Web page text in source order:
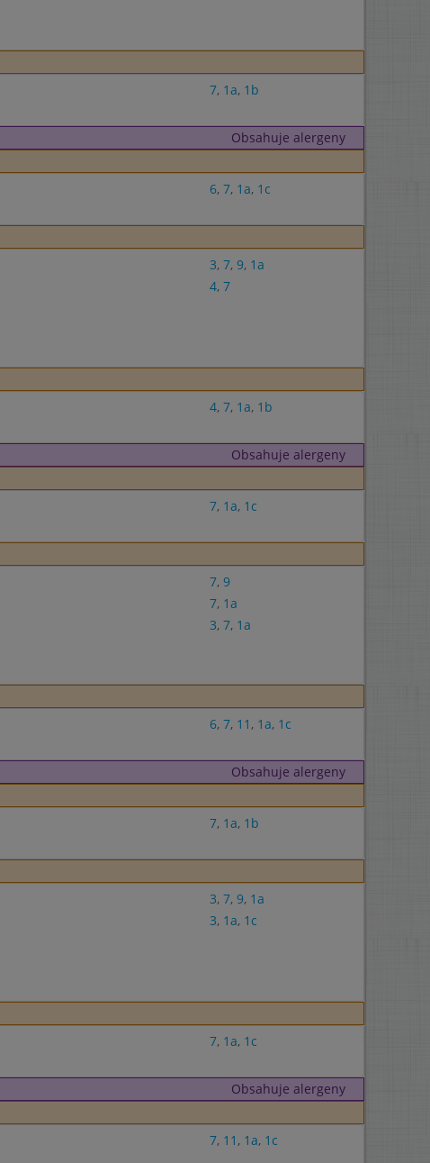
7, 1a, 1b
Obsahuje alergeny
6, 7, 1a, 1c
3, 7, 9, 1a
4, 7
4, 7, 1a, 1b
Obsahuje alergeny
7, 1a, 1c
7, 9
7, 1a
3, 7, 1a
6, 7, 11 , 1a, 1c
Obsahuje alergeny
7, 1a, 1b
3, 7, 9, 1a
3, 1a, 1c
7, 1a, 1c
Obsahuje alergeny
7, 11 , 1a, 1c